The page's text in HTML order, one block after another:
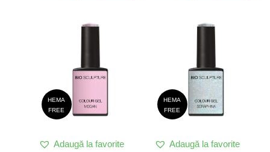
HEMA
FREE
Adaugă la favorite
HEMA
FREE
Adaugă la favorite